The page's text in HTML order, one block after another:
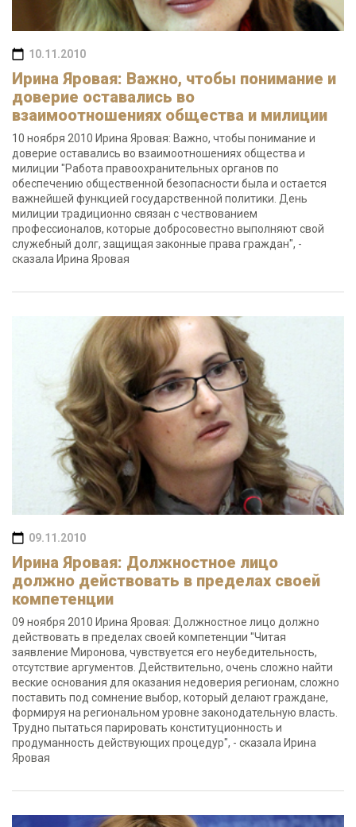
10.11.2010
Ирина Яровая: Важно, чтобы понимание и
доверие оставались во
взаимоотношениях общества и милиции
10 ноября 2010 Ирина Яровая: Важно, чтобы понимание и
доверие оставались во взаимоотношениях общества и
милиции "Работа правоохранительных органов по
обеспечению общественной безопасности была и остается
важнейшей функцией государственной политики. День
милиции традиционно связан с чествованием
профессионалов, которые добросовестно выполняют свой
служебный долг, защищая законные права граждан", -
сказала Ирина Яровая
09.11.2010
Ирина Яровая: Должностное лицо
должно действовать в пределах своей
компетенции
09 ноября 2010 Ирина Яровая: Должностное лицо должно
действовать в пределах своей компетенции "Читая
заявление Миронова, чувствуется его неубедительность,
отсутствие аргументов. Действительно, очень сложно найти
веские основания для оказания недоверия регионам, сложно
поставить под сомнение выбор, который делают граждане,
формируя на региональном уровне законодательную власть.
Трудно пытаться парировать конституционность и
продуманность действующих процедур", - сказала Ирина
Яровая